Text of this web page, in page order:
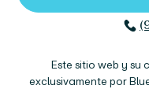
Este sitio web y
exclusivamente por